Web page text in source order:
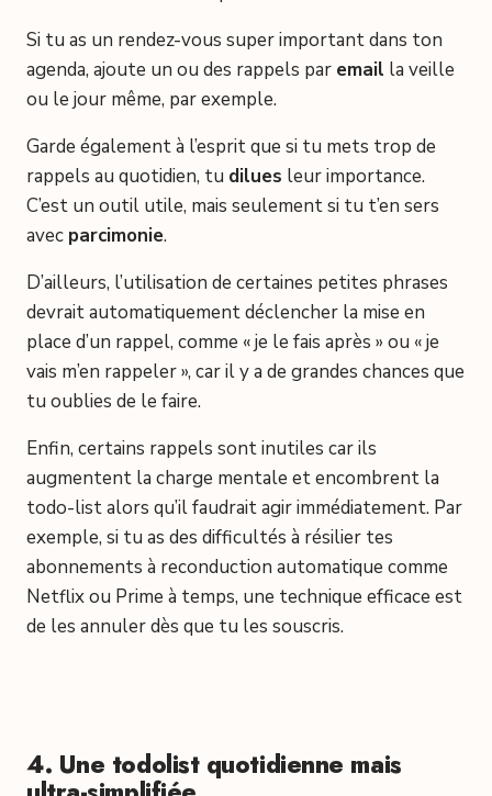
Si tu as un rendez-vous super important dans ton
agenda, ajoute un ou des rappels par email la veille
ou le jour même, par exemple.
Garde également à l’esprit que si tu mets trop de
rappels au quotidien, tu dilues leur importance.
C’est un outil utile, mais seulement si tu t’en sers
avec parcimonie.
D’ailleurs, l’utilisation de certaines petites phrases
devrait automatiquement déclencher la mise en
place d’un rappel, comme « je le fais après » ou « je
vais m’en rappeler », car il y a de grandes chances que
tu oublies de le faire.
Enfin, certains rappels sont inutiles car ils
augmentent la charge mentale et encombrent la
todo-list alors qu’il faudrait agir immédiatement. Par
exemple, si tu as des difficultés à résilier tes
abonnements à reconduction automatique comme
Netflix ou Prime à temps, une technique efficace est
de les annuler dès que tu les souscris.
4. Une todolist quotidienne mais